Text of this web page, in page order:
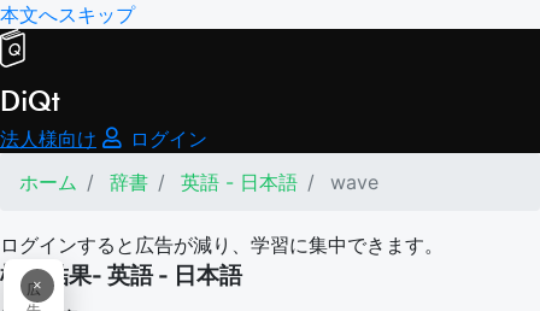
本文へスキップ
DiQt
法人様向け
ログイン
ホーム
辞書 英語 - 日本語 wave
ログインすると広告が減り、学習に集中できます。
×
広
検索結果- 英語 - 日本語